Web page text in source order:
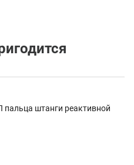
штанги реактивной